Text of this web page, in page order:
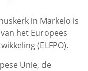
in Markelo is
het Europees
(ELFPO).
Unie, de